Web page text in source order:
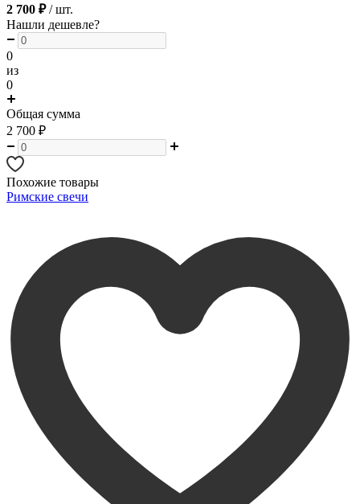
2 700 ₽ / шт.
Нашли дешевле?
0
из
0
Общая сумма
2 700 ₽
Похожие товары
Римские свечи